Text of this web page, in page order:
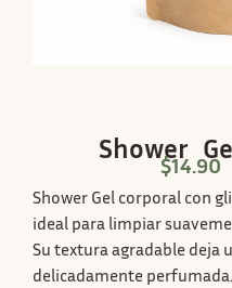
Shower
$14.90
Shower Gel corporal con
ideal para limpiar
Su textura agradable deja
delicadamente